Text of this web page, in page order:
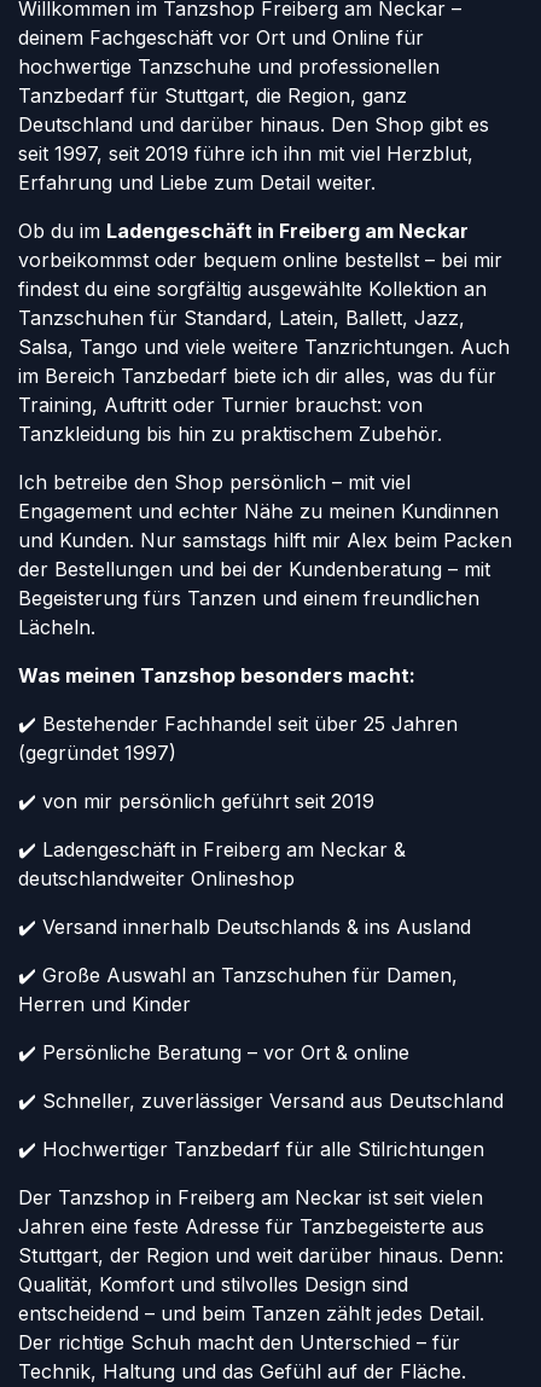
Willkommen im Tanzshop Freiberg am Neckar –
deinem Fachgeschäft vor Ort und Online für
hochwertige Tanzschuhe und professionellen
Tanzbedarf für Stuttgart, die Region, ganz
Deutschland und darüber hinaus. Den Shop gibt es
seit 1997, seit 2019 führe ich ihn mit viel Herzblut,
Erfahrung und Liebe zum Detail weiter.
Ob du im Ladengeschäft in Freiberg am Neckar
vorbeikommst oder bequem online bestellst – bei mir
findest du eine sorgfältig ausgewählte Kollektion an
Tanzschuhen für Standard, Latein, Ballett, Jazz,
Salsa, Tango und viele weitere Tanzrichtungen. Auch
im Bereich Tanzbedarf biete ich dir alles, was du für
Training, Auftritt oder Turnier brauchst: von
Tanzkleidung bis hin zu praktischem Zubehör.
Ich betreibe den Shop persönlich – mit viel
Engagement und echter Nähe zu meinen Kundinnen
und Kunden. Nur samstags hilft mir Alex beim Packen
der Bestellungen und bei der Kundenberatung – mit
Begeisterung fürs Tanzen und einem freundlichen
Lächeln.
Was meinen Tanzshop besonders macht:
✔️ Bestehender Fachhandel seit über 25 Jahren
(gegründet 1997)
✔️ von mir persönlich geführt seit 2019
✔️ Ladengeschäft in Freiberg am Neckar &
deutschlandweiter Onlineshop
✔️ Versand innerhalb Deutschlands & ins Ausland
✔️ Große Auswahl an Tanzschuhen für Damen,
Herren und Kinder
✔️ Persönliche Beratung – vor Ort & online
✔️ Schneller, zuverlässiger Versand aus Deutschland
✔️ Hochwertiger Tanzbedarf für alle Stilrichtungen
Der Tanzshop in Freiberg am Neckar ist seit vielen
Jahren eine feste Adresse für Tanzbegeisterte aus
Stuttgart, der Region und weit darüber hinaus. Denn:
Qualität, Komfort und stilvolles Design sind
entscheidend – und beim Tanzen zählt jedes Detail.
Der richtige Schuh macht den Unterschied – für
Technik, Haltung und das Gefühl auf der Fläche.